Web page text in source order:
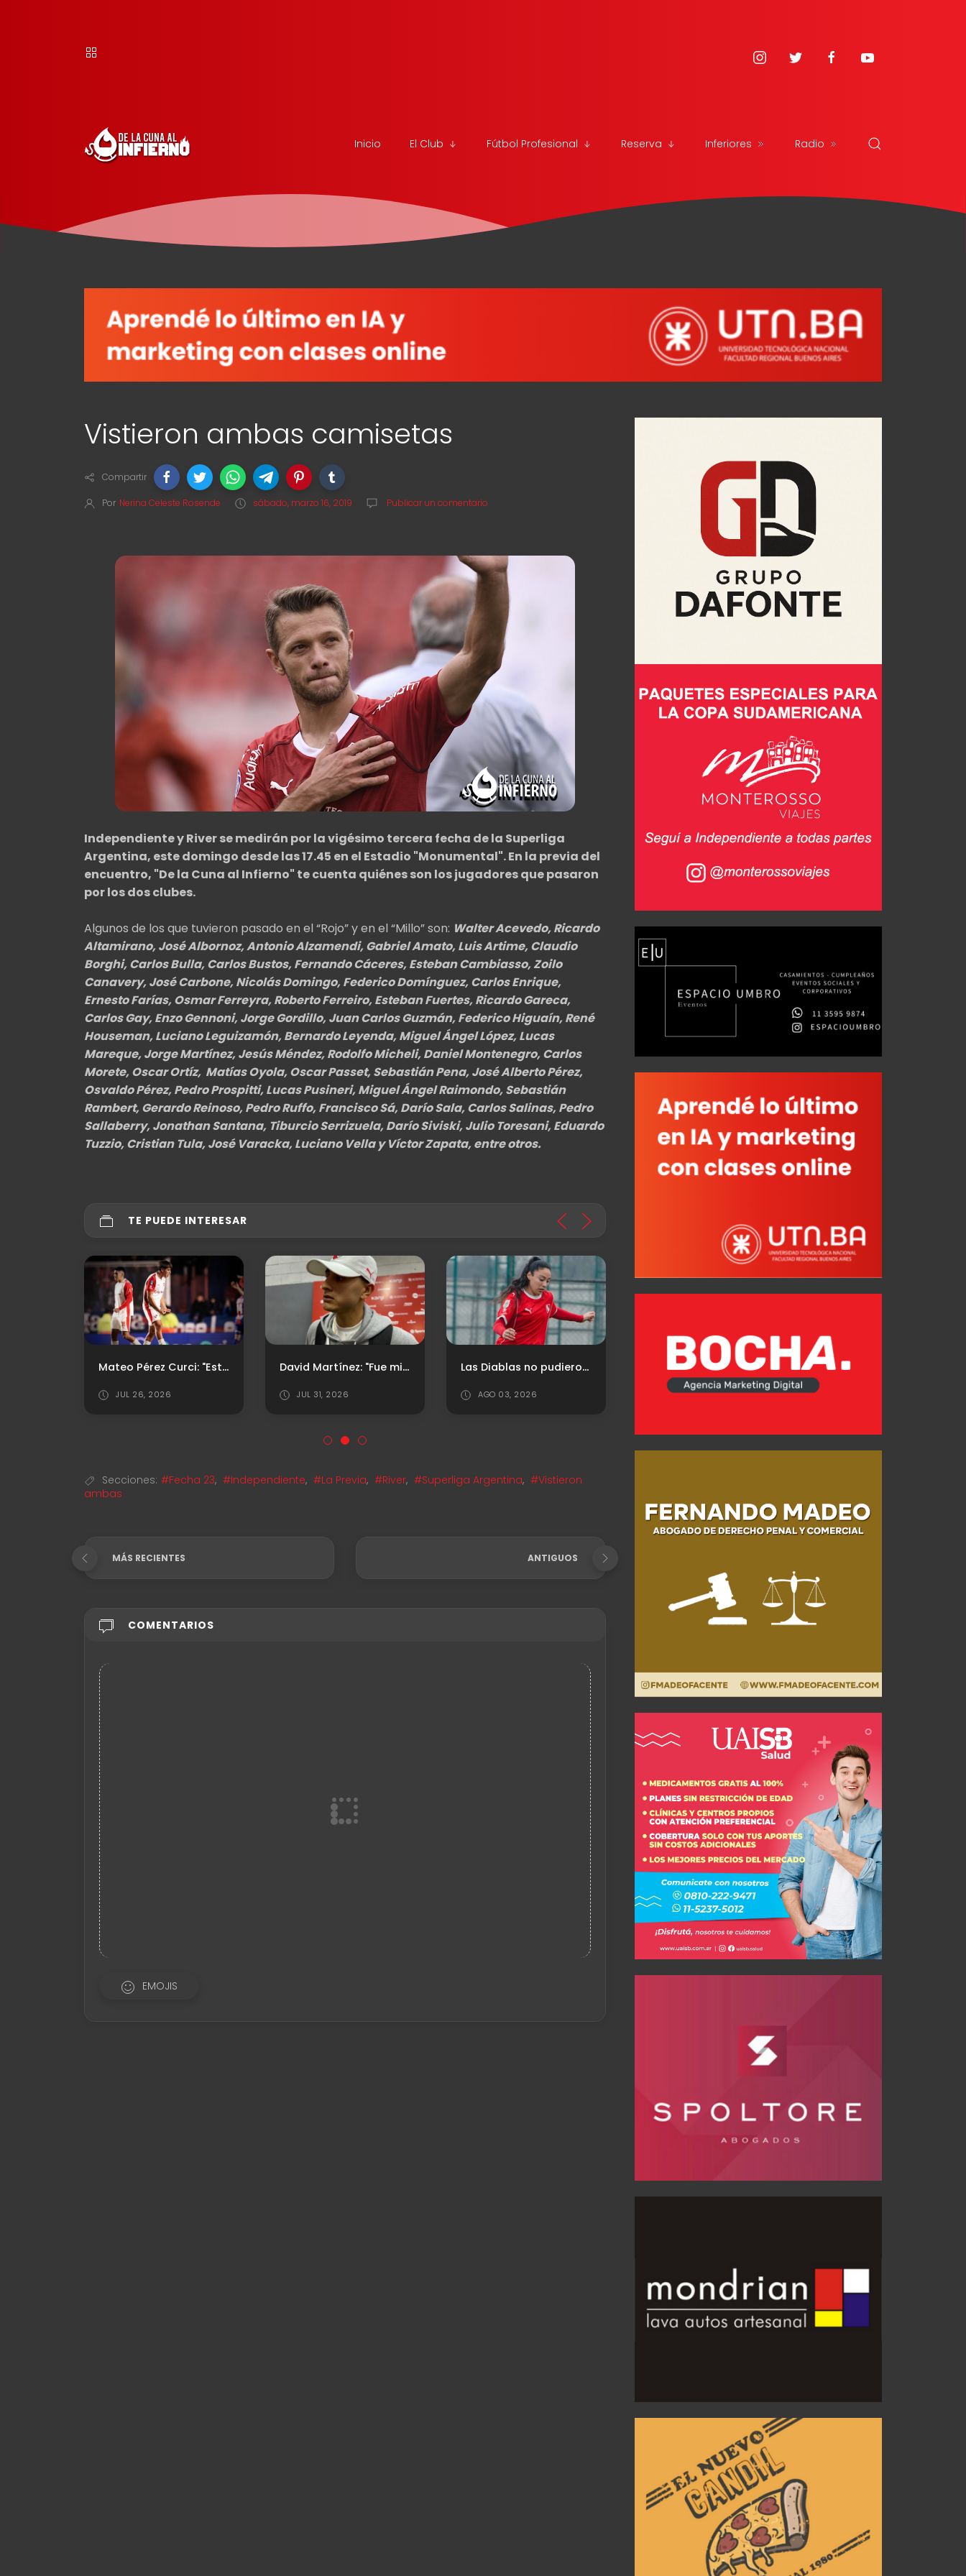
Inicio El Club Fútbol Profesional Reserva Inferiores Radio
Vistieron ambas camisetas
Compartir
Por Nerina Celeste Rosende sábado, marzo 16, 2019 Publicar un comentario
Independiente y River se medirán por la vigésimo tercera fecha de la Superliga
Argentina, este domingo desde las 17.45 en el Estadio "Monumental". En la previa del
encuentro, "De la Cuna al Infierno" te cuenta quiénes son los jugadores que pasaron
por los dos clubes.
Algunos de los que tuvieron pasado en el “Rojo” y en el “Millo” son: Walter Acevedo, Ricardo
Altamirano, José Albornoz, Antonio Alzamendi, Gabriel Amato, Luis Artime, Claudio
Borghi, Carlos Bulla, Carlos Bustos, Fernando Cáceres, Esteban Cambiasso, Zoilo
Canavery, José Carbone, Nicolás Domingo, Federico Domínguez, Carlos Enrique,
Ernesto Farías, Osmar Ferreyra, Roberto Ferreiro, Esteban Fuertes, Ricardo Gareca,
Carlos Gay, Enzo Gennoni, Jorge Gordillo, Juan Carlos Guzmán, Federico Higuaín, René
Houseman, Luciano Leguizamón, Bernardo Leyenda, Miguel Ángel López, Lucas
Mareque, Jorge Martínez, Jesús Méndez, Rodolfo Micheli, Daniel Montenegro, Carlos
Morete, Oscar Ortíz, Matías Oyola, Oscar Passet, Sebastián Pena, José Alberto Pérez,
Osvaldo Pérez, Pedro Prospitti, Lucas Pusineri, Miguel Ángel Raimondo, Sebastián
Rambert, Gerardo Reinoso, Pedro Ruffo, Francisco Sá, Darío Sala, Carlos Salinas, Pedro
Sallaberry, Jonathan Santana, Tiburcio Serrizuela, Darío Siviski, Julio Toresani, Eduardo
Tuzzio, Cristian Tula, José Varacka, Luciano Vella y Víctor Zapata, entre otros.
TE PUEDE INTERESAR
Mateo Pérez Curci: "Este Independiente está para pelear cosas importantes"
JUL 26, 2026
David Martínez: "Fue mi decisión volver a Independiente"
JUL 31, 2026
Las Diablas no pudieron en su visita al River Camp
AGO 03, 2026
Independiente reconoció a Gabriel Ávalos y Santiago Arias en la previa del triunfo
JUL 31, 2026
Secciones: #Fecha 23, #Independiente, #La Previa, #River, #Superliga Argentina, #Vistieron
ambas
MÁS RECIENTES ANTIGUOS
COMENTARIOS
EMOJIS